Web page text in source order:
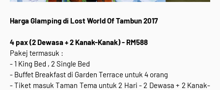
Harga Glamping di Lost World Of Tambun 2017
4 pax (2 Dewasa + 2 Kanak-Kanak) - RM588
Pakej termasuk :
- 1 King Bed , 2 Single Bed
- Buffet Breakfast di Garden Terrace untuk 4 orang
- Tiket masuk Taman Tema untuk 2 Hari - 2 Dewasa + 2 Kanak-